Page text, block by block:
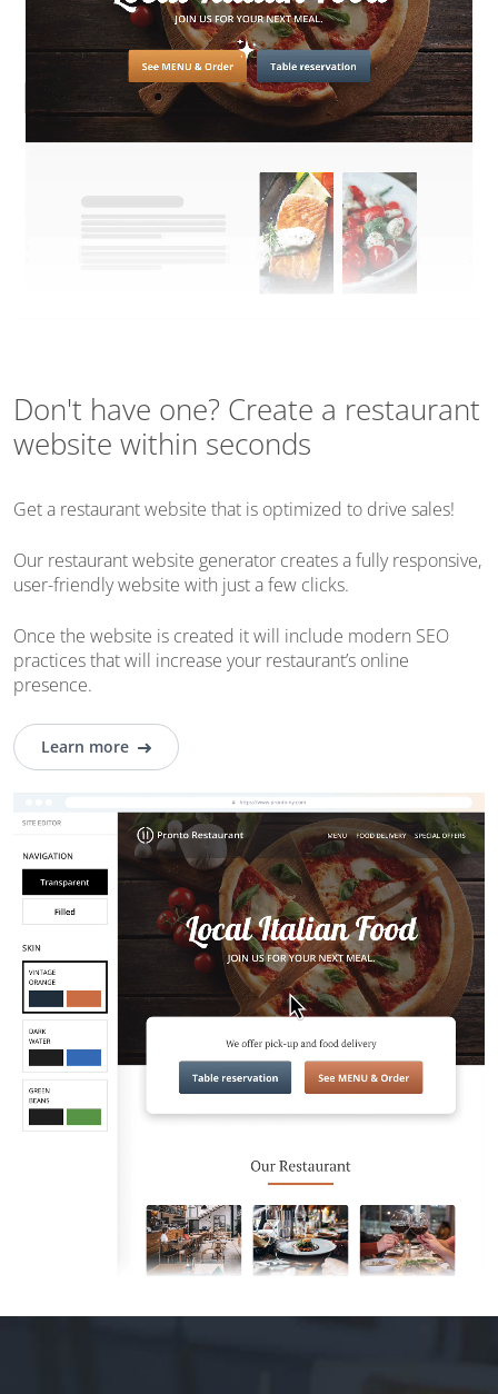
Don't have one? Create a restaurant
website within seconds
Get a restaurant website that is optimized to drive sales!
Our restaurant website generator creates a fully responsive,
user-friendly website with just a few clicks.
Once the website is created it will include modern SEO
practices that will increase your restaurant’s online
presence.
Learn more